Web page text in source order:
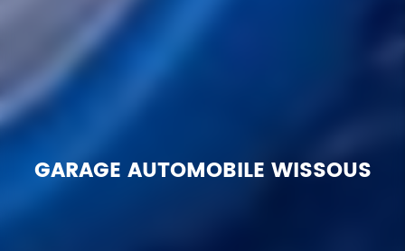
GARAGE AUTOMOBILE WISSOUS